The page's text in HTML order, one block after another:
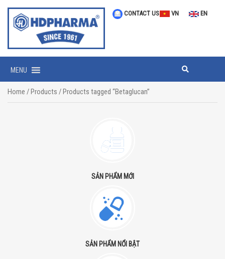
CONTACT US VN EN
MENU
Home /Products / Products tagged “Betaglucan”
SẢN PHẨM MỚI
SẢN PHẨM NỔI BẬT